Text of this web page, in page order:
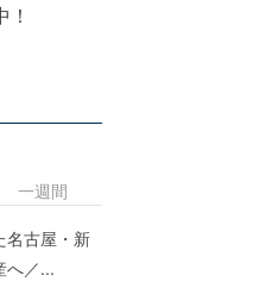
名古屋・新
へ／...
一週間